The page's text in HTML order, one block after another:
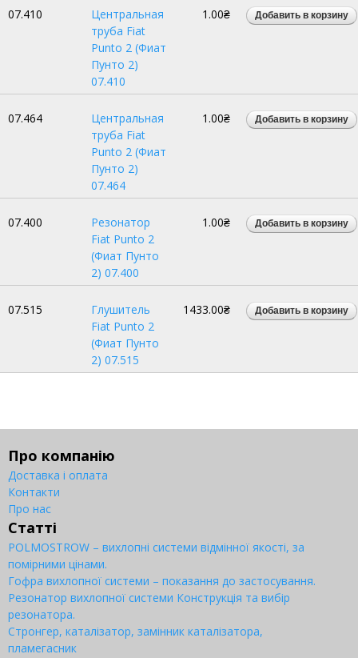
07.410
Центральная
труба Fiat
Punto 2 (Фиат
Пунто 2)
07.410
1.00₴
07.464
Центральная
труба Fiat
Punto 2 (Фиат
Пунто 2)
07.464
1.00₴
07.400
Резонатор
Fiat Punto 2
(Фиат Пунто
2) 07.400
1.00₴
07.515
Глушитель
Fiat Punto 2
(Фиат Пунто
2) 07.515
1433.00₴
Про компанію
Доставка і оплата
Контакти
Про нас
Статті
POLMOSTROW – вихлопні системи відмінної якості, за
помірними цінами.
Гофра вихлопної системи – показання до застосування.
Резонатор вихлопної системи Конструкція та вибір
резонатора.
Стронгер, каталізатор, замінник каталізатора,
пламегасник